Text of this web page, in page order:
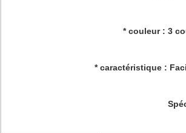
* couleur : 3
* caractéristique :